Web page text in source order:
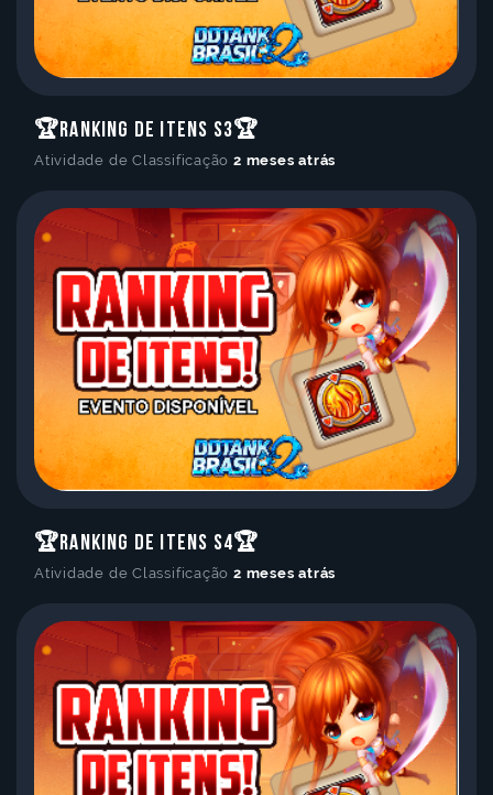
🏆Ranking de Itens S3🏆
Atividade de Classificação 2 meses atrás
🏆Ranking de Itens S4🏆
Atividade de Classificação 2 meses atrás